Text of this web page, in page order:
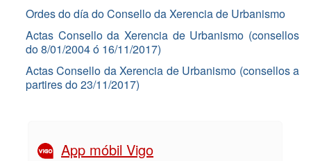
Ordes do día do Consello da Xerencia de Urbanismo
Actas Consello da Xerencia de Urbanismo (consellos
do 8/01/2004 ó 16/11/2017)
Actas Consello da Xerencia de Urbanismo (consellos a
partires do 23/11/2017)
App móbil Vigo